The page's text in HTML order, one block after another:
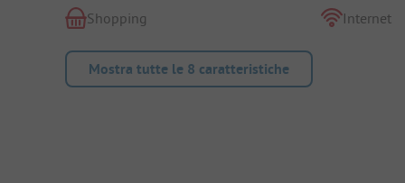
Shopping
Internet
Mostra tutte le 8 caratteristiche